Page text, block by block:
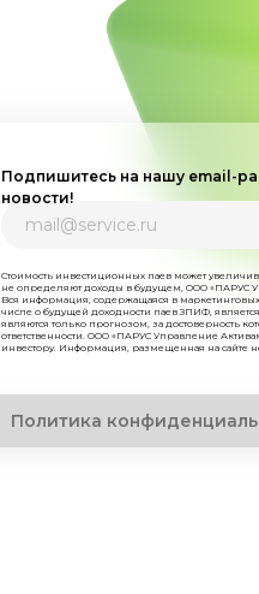
Подпишитесь на нашу email-
новости!
Стоимость инвестиционных паев может
не определяют доходы в будущем, ООО «ПАРУС
Вся информация, содержащаяся в
числе о будущей доходности паев ЗПИФ,
являются только прогнозом, за достоверность
ответственности. ООО «ПАРУС Управление
инвестору. Информация, размещенная на сайте
Политика